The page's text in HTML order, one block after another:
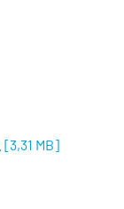
[3,31 MB]